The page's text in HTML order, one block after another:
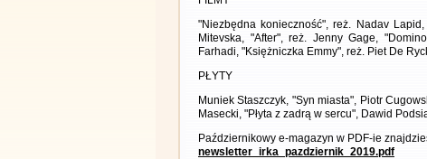
"Niezbędna konieczność", reż. Nadav
Mitevska, "After", reż. Jenny Gage,
Farhadi, "Księżniczka Emmy", reż. Piet De
PŁYTY
Muniek Staszczyk, "Syn miasta", Piotr
Masecki, "Płyta z zadrą w sercu", Dawid
Październikowy e-magazyn w PDF-ie
newsletter_irka_pazdziernik_2019.pdf